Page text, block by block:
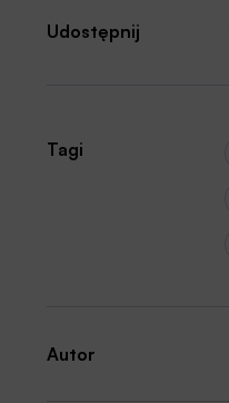
Udostępnij
Tagi
Autor